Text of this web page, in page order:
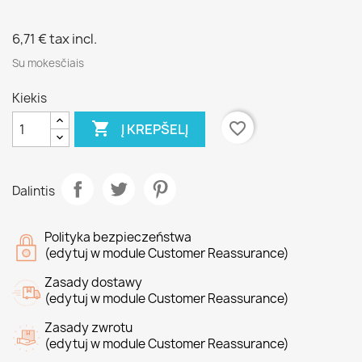
6,71 €tax incl.
Su mokesčiais
Kiekis
 Į KREPŠELĮ favorite_border
Dalintis
Polityka bezpieczeństwa
(edytuj w module Customer Reassurance)
Zasady dostawy
(edytuj w module Customer Reassurance)
Zasady zwrotu
(edytuj w module Customer Reassurance)